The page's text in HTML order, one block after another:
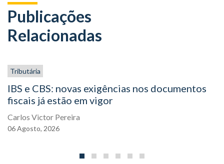
Publicações
Relacionadas
Tributária
IBS e CBS: novas exigências nos documentos
fiscais já estão em vigor
Carlos Victor Pereira
06Agosto, 2026